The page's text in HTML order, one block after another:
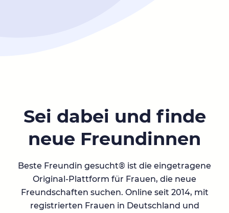
Sei dabei und finde
neue Freundinnen
Beste Freundin gesucht® ist die eingetragene
Original-Plattform für Frauen, die neue
Freundschaften suchen. Online seit 2014, mit
registrierten Frauen in Deutschland und